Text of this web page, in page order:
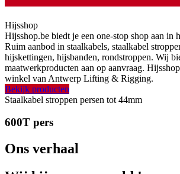
Hijsshop
Hijsshop.be biedt je een one-stop shop aan in
Ruim aanbod in staalkabels, staalkabel
hijskettingen, hijsbanden, rondstroppen. Wij
maatwerkproducten aan op aanvraag.
winkel van Antwerp Lifting & Rigging.
Bekijk producten
Staalkabel stroppen persen tot 44mm
600T pers
Ons verhaal